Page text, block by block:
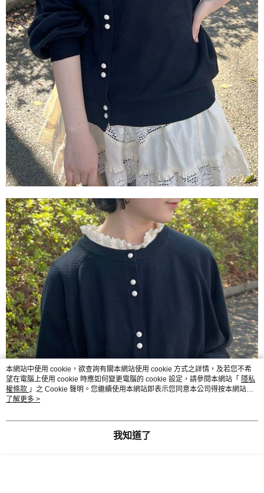
本網站中使用 cookie，欲查詢有關本網站使用 cookie 方式之詳情，及若您不希
望在電腦上使用 cookie 時應如何變更電腦的 cookie 設定，請參閱本網站「 隱私
權條款 」之 Cookie 聲明。您繼續使用本網站即表示您同意本公司得按本網站使
用條款之 Cookie 聲明使用 cookie。
了解更多 >
我知道了